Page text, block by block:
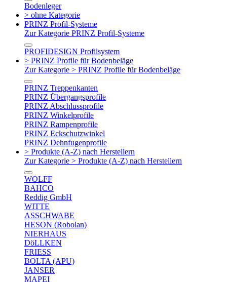
Bodenleger
> ohne Kategorie
PRINZ Profil-Systeme
Zur Kategorie PRINZ Profil-Systeme
PROFIDESIGN Profilsystem
> PRINZ Profile für Bodenbeläge
Zur Kategorie > PRINZ Profile für Bodenbeläge
PRINZ Treppenkanten
PRINZ Übergangsprofile
PRINZ Abschlussprofile
PRINZ Winkelprofile
PRINZ Rampenprofile
PRINZ Eckschutzwinkel
PRINZ Dehnfugenprofile
> Produkte (A-Z) nach Herstellern
Zur Kategorie > Produkte (A-Z) nach Herstellern
WOLFF
BAHCO
Reddig GmbH
WITTE
ASSCHWABE
HESON (Robolan)
NIERHAUS
DöLLKEN
FRIESS
BOLTA (APU)
JANSER
MAPEI